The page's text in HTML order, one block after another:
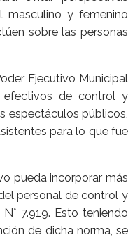
masculino y femenino
sobre las personas
Ejecutivo Municipal
efectivos de control y
espectáculos públicos,
para lo que fue
pueda incorporar más
personal de control y
7.919. Esto teniendo
de dicha norma, se